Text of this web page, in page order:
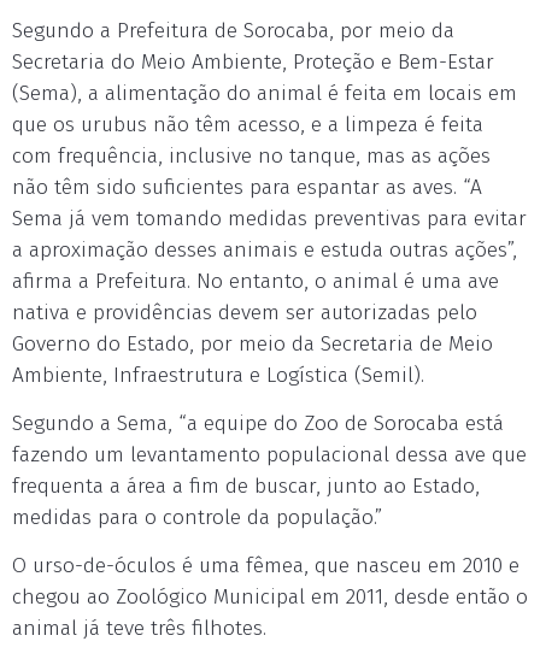
Segundo a Prefeitura de Sorocaba, por meio da
Secretaria do Meio Ambiente, Proteção e Bem-Estar
(Sema), a alimentação do animal é feita em locais em
que os urubus não têm acesso, e a limpeza é feita
com frequência, inclusive no tanque, mas as ações
não têm sido suficientes para espantar as aves. “A
Sema já vem tomando medidas preventivas para evitar
a aproximação desses animais e estuda outras ações”,
afirma a Prefeitura. No entanto, o animal é uma ave
nativa e providências devem ser autorizadas pelo
Governo do Estado, por meio da Secretaria de Meio
Ambiente, Infraestrutura e Logística (Semil).
Segundo a Sema, “a equipe do Zoo de Sorocaba está
fazendo um levantamento populacional dessa ave que
frequenta a área a fim de buscar, junto ao Estado,
medidas para o controle da população.”
O urso-de-óculos é uma fêmea, que nasceu em 2010 e
chegou ao Zoológico Municipal em 2011, desde então o
animal já teve três filhotes.